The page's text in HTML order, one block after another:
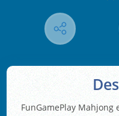
FunGamePlay